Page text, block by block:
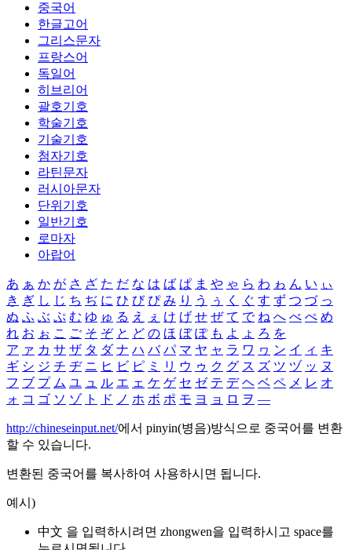
중국어
한글고어
그리스문자
프랑스어
독일어
히브리어
괄호기호
학술기호
기술기호
첨자기호
라틴문자
러시아문자
단위기호
일반기호
로마자
아랍어
あ ぁ か が さ ざ た だ な は ば ぱ ま や ゃ ら わ ゎ ん い ぃ
き ぎ し じ ち ぢ に ひ び ぴ み り う ぅ く ぐ す ず つ づ っ
ぬ ふ ぶ ぷ む ゆ ゅ る え ぇ け げ せ ぜ て で ね へ べ ぺ め
れ お ぉ こ ご そ ぞ と ど の ほ ぼ ぽ も よ ょ ろ を
ア ァ カ サ ザ タ ダ ナ ハ バ パ マ ヤ ャ ラ ワ ヮ ン イ ィ キ
ギ シ ジ チ ヂ ニ ヒ ビ ピ ミ リ ウ ゥ ク グ ス ズ ツ ヅ ッ ヌ
フ ブ プ ム ユ ュ ル エ ェ ケ ゲ セ ゼ テ デ ヘ ベ ペ メ レ オ
ォ コ ゴ ソ ゾ ト ド ノ ホ ボ ポ モ ヨ ョ ロ ヲ ―
http://chineseinput.net/에서 pinyin(병음)방식으로 중국어를 변환
할 수 있습니다.
변환된 중국어를 복사하여 사용하시면 됩니다.
예시)
中文 을 입력하시려면 zhongwen을 입력하시고 space를